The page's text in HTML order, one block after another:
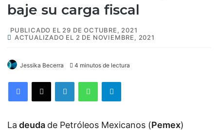
baje su carga fiscal
PUBLICADO EL 29 DE OCTUBRE, 2021
ACTUALIZADO EL 2 DE NOVIEMBRE, 2021
Jessika Becerra 4 minutos de lectura
La deuda de Petróleos Mexicanos (Pemex)